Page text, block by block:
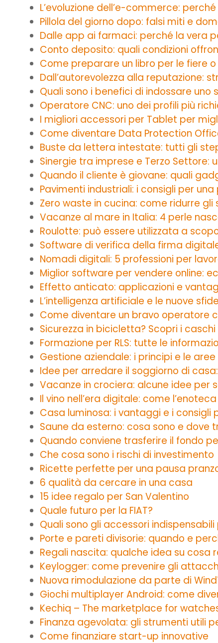
L’evoluzione dell’e-commerce:
Pillola del giorno dopo: falsi miti e
Dalle app ai farmaci: perché la vera
Conto deposito: quali condizioni
Come preparare un libro per le fiere
Dall’autorevolezza alla reputazione:
Quali sono i benefici di indossare uno
Operatore CNC: uno dei profili più
I migliori accessori per Tablet per
Come diventare Data Protection
Buste da lettera intestate: tutti gli
Sinergie tra imprese e Terzo Settore:
Quando il cliente è giovane: quali
Pavimenti industriali: i consigli per
Zero waste in cucina: come ridurre
Vacanze al mare in Italia: 4 perle
Roulotte: può essere utilizzata a
Software di verifica della firma
Nomadi digitali: 5 professioni per
Miglior software per vendere online:
Effetto anticato: applicazioni e
L’intelligenza artificiale e le nuove
Come diventare un bravo operatore
Sicurezza in bicicletta? Scopri i
Formazione per RLS: tutte le
Gestione aziendale: i principi e le
Idee per arredare il soggiorno di
Vacanze in crociera: alcune idee per
Il vino nell’era digitale: come
Casa luminosa: i vantaggi e i consigli
Saune da esterno: cosa sono e dove
Quando conviene trasferire il fondo
Che cosa sono i rischi di investimento
Ricette perfette per una pausa
6 qualità da cercare in una casa
15 idee regalo per San Valentino
Quale futuro per la FIAT?
Quali sono gli accessori
Porte e pareti divisorie: quando e
Regali nascita: qualche idea su
Keylogger: come prevenire gli
Nuova rimodulazione da parte di
Giochi multiplayer Android: come
Kechiq – The marketplace for
Finanza agevolata: gli strumenti utili
Come finanziare start-up innovative